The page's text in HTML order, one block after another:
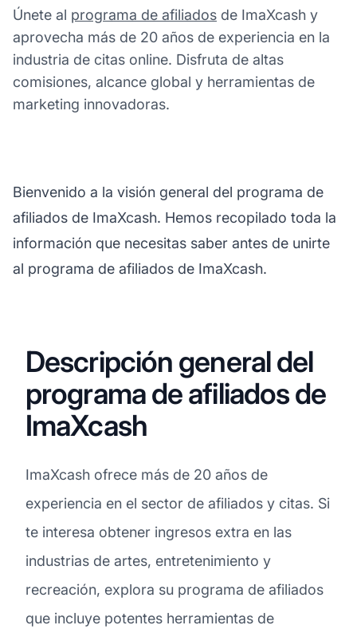
Únete al programa de afiliados de ImaXcash y
aprovecha más de 20 años de experiencia en la
industria de citas online. Disfruta de altas
comisiones, alcance global y herramientas de
marketing innovadoras.
Bienvenido a la visión general del programa de
afiliados de ImaXcash. Hemos recopilado toda la
información que necesitas saber antes de unirte
al programa de afiliados de ImaXcash.
Descripción general del
programa de afiliados de
ImaXcash
ImaXcash ofrece más de 20 años de
experiencia en el sector de afiliados y citas. Si
te interesa obtener ingresos extra en las
industrias de artes, entretenimiento y
recreación, explora su programa de afiliados
que incluye potentes herramientas de